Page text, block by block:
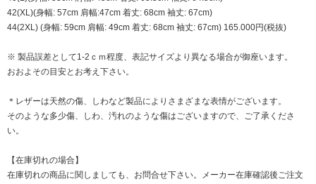
42(XL)(身幅: 57cm 肩幅:47cm 着丈: 68cm 袖丈: 67cm)
44(2XL) (身幅: 59cm 肩幅: 49cm 着丈: 68cm 袖丈: 67cm) 165.000円(税抜)
※ 製品誤差として1-2ｃｍ程度、表記サイズより異なる場合が御座います。
おおよその目安とお考え下さい。
＊レザーは天然の傷、しわなど製品によりさまざまな表情がございます。
そのような多少傷、しわ、汚れのような傷はございますので、ご了承くださ
い。
【在庫切れの場合】
在庫切れの商品に関しましても、お問合せ下さい。メーカー在庫確認後ご注文